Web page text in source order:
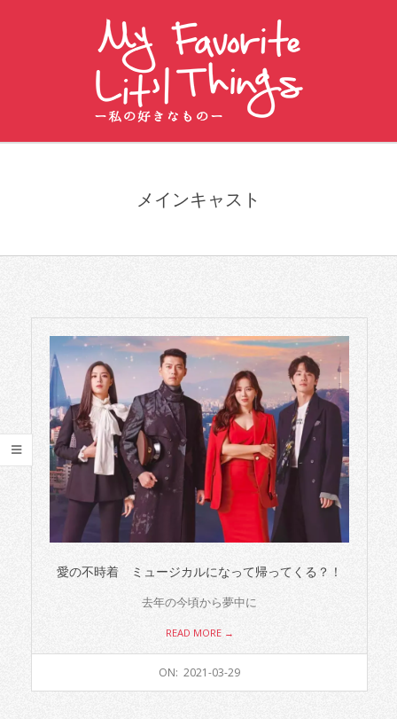
私
な
の
MY
FAVORITE
LIT'L
THINGS〜
メインキャスト
愛の不時着 ミュージカルになって帰ってくる？！
去年の今頃から夢中に
READ MORE →
29
ON: 2021-03-29